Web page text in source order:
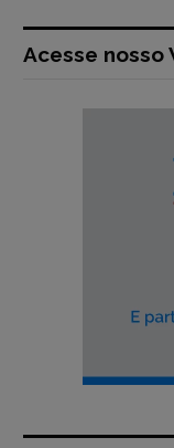
Acesse nosso